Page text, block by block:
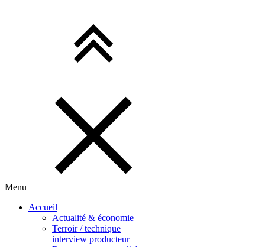
Menu
Accueil
Actualité & économie
Terroir / technique
interview producteur